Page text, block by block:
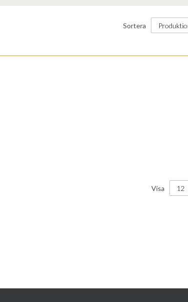
Sortera
Visa